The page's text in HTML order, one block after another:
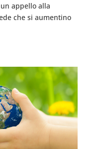
appello alla
che si aumentino